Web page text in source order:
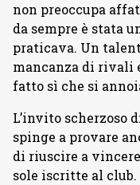
non preoccupa
da sempre è stata
praticava. Un
mancanza di rivali
fatto sì che si
L’invito scherzoso
spinge a provare
di riuscire a
sole iscritte al